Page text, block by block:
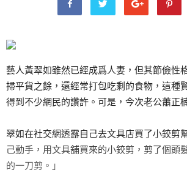
藝人黃翠如雖然已經成爲人妻，但其節儉性
掃平貨之餘，還經常打包吃剩的食物，這種
得到不少網民的讚許。可是，今次老公蕭正
翠如在社交網透露自己去文具店買了小鉸剪
己動手，用文具舖買來的小鉸剪，剪了個頭
的一刀剪。」